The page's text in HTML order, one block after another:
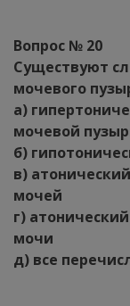
Вопрос № 20
Существуют
мочевого
а)
мочевой
б)
в)
мочей
г)
мочи
д) все